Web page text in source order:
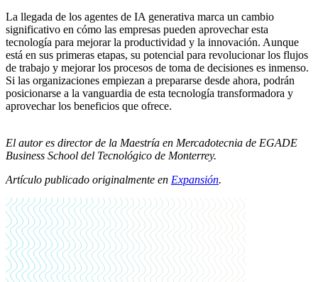
La llegada de los agentes de IA generativa marca un cambio
significativo en cómo las empresas pueden aprovechar esta
tecnología para mejorar la productividad y la innovación. Aunque
está en sus primeras etapas, su potencial para revolucionar los flujos
de trabajo y mejorar los procesos de toma de decisiones es inmenso.
Si las organizaciones empiezan a prepararse desde ahora, podrán
posicionarse a la vanguardia de esta tecnología transformadora y
aprovechar los beneficios que ofrece.
El autor es director de la Maestría en Mercadotecnia de EGADE
Business School del Tecnológico de Monterrey.
Artículo publicado originalmente en Expansión.